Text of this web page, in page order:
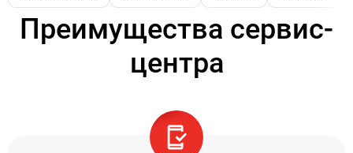
Преимущества сервис-
центра